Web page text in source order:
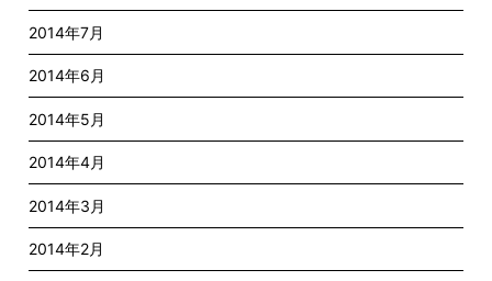
2014年7月
2014年6月
2014年5月
2014年4月
2014年3月
2014年2月